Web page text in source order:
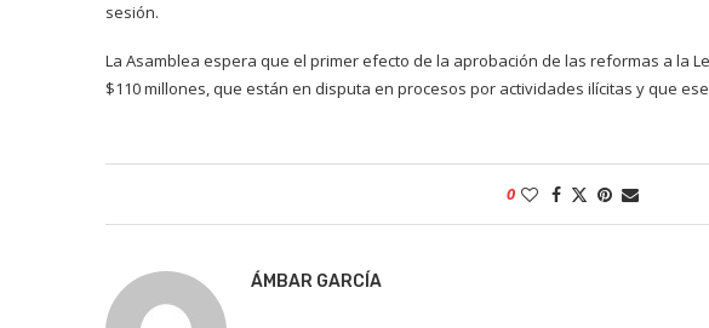
sesión.
La Asamblea espera que el primer efecto de la aprobación de las reformas a la
$110 millones, que están en disputa en procesos por actividades ilícitas y que
0
ÁMBAR GARCÍA